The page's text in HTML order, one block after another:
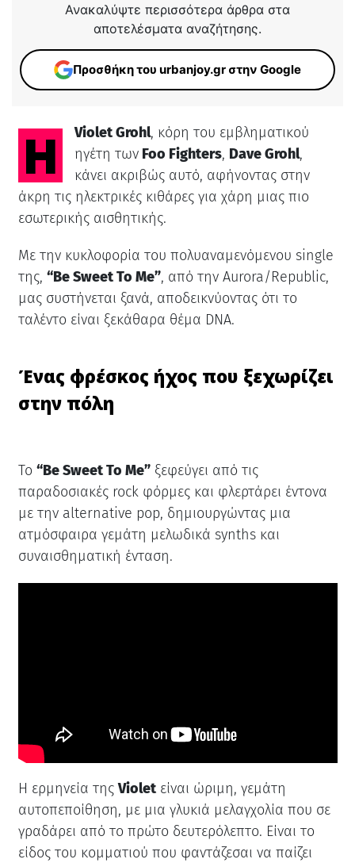
Ανακαλύψτε περισσότερα άρθρα στα
αποτελέσματα αναζήτησης.
Προσθήκη του urbanjoy.gr στην Google
Η Violet Grohl, κόρη του εμβληματικού
ηγέτη τωνFoo Fighters, Dave Grohl,
κάνει ακριβώς αυτό, αφήνοντας στην
άκρη τις ηλεκτρικές κιθάρες για χάρη μιας πιο
εσωτερικής αισθητικής.
Με την κυκλοφορία του πολυαναμενόμενου single
της, “Be Sweet To Me”, από την Aurora/Republic,
μας συστήνεται ξανά, αποδεικνύοντας ότι το
ταλέντο είναι ξεκάθαρα θέμα DNA.
Ένας φρέσκος ήχος που ξεχωρίζει
στην πόλη
Το “Be Sweet To Me”ξεφεύγει από τις
παραδοσιακές rock φόρμες και φλερτάρει έντονα
με την alternative pop, δημιουργώντας μια
ατμόσφαιρα γεμάτη μελωδικά synths και
συναισθηματική ένταση.
Η ερμηνεία τηςVioletείναι ώριμη, γεμάτη
αυτοπεποίθηση, με μια γλυκιά μελαγχολία που σε
γραδάρει από το πρώτο δευτερόλεπτο. Είναι το
είδος του κομματιού που φαντάζεσαι να παίζει